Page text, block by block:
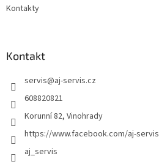
Kontakty
Kontakt
servis@aj-servis.cz
608820821
Korunní 82, Vinohrady
https://www.facebook.com/aj-servis
aj_servis